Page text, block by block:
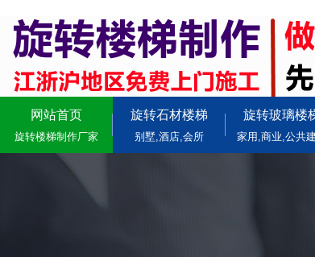
网站首页
旋转楼梯制作厂家
旋转石材楼梯
别墅,酒店,会所
旋转玻璃楼
家用,商业,公共